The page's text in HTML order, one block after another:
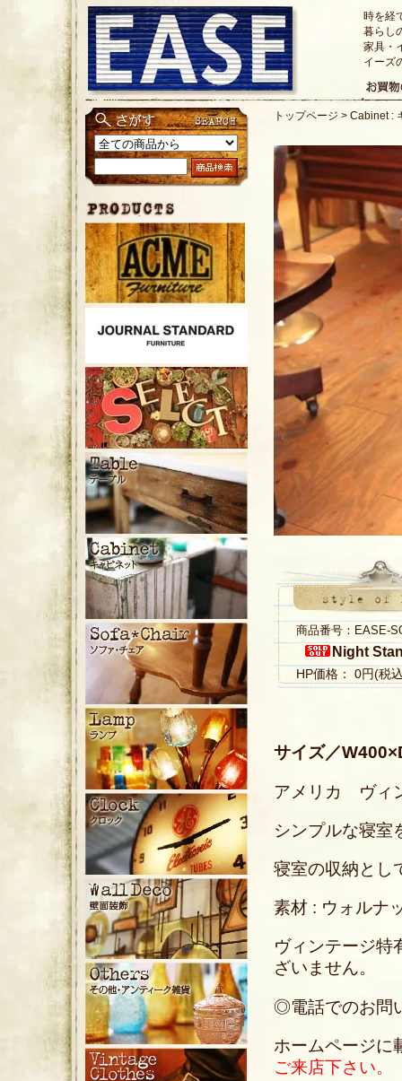
時を経
暮らし
家具・
イーズ
トップページ > Cabinet :
商品番号：EASE-
Night
HP価格： 0円(税
サイズ／
アメリカ ヴィ
シンプルな寝室
寝室の収納とし
素材 : ウォルナ
ヴィンテージ特
ざいません。
◎電話でのお問
ホームページに
ご来店下さい。